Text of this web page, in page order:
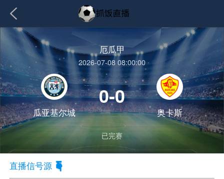
厄瓜甲
2026-07-08 08:00:00
瓜亚基尔城
0-0
奥卡斯
已完赛
直播信号源